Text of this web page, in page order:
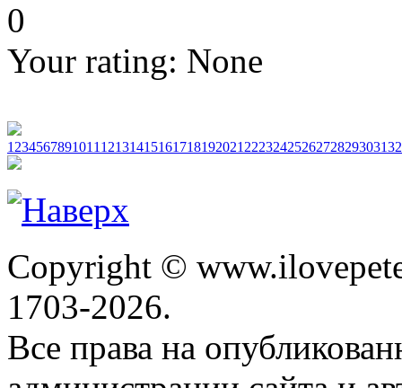
0
Your rating: None
1234567891011121314151617181920212223242526272829303132
Copyright ©
1703-2026.
Все права на